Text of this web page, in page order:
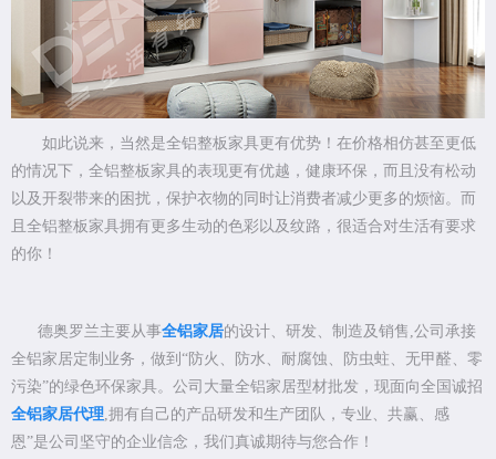
如此说来，当然是全铝整板家具更有优势！在价格相仿甚至更低
的情况下，全铝整板家具的表现更有优越，健康环保，而且没有松动
以及开裂带来的困扰，保护衣物的同时让消费者减少更多的烦恼。而
且全铝整板家具拥有更多生动的色彩以及纹路，很适合对生活有要求
的你！
德奥罗兰主要从事全铝家居的设计、研发、制造及销售,公司承接
全铝家居定制业务，做到“防火、防水、耐腐蚀、防虫蛀、无甲醛、零
污染”的绿色环保家具。公司大量全铝家居型材批发，现面向全国诚招
全铝家居代理,拥有自己的产品研发和生产团队，专业、共赢、感
恩”是公司坚守的企业信念，我们真诚期待与您合作！